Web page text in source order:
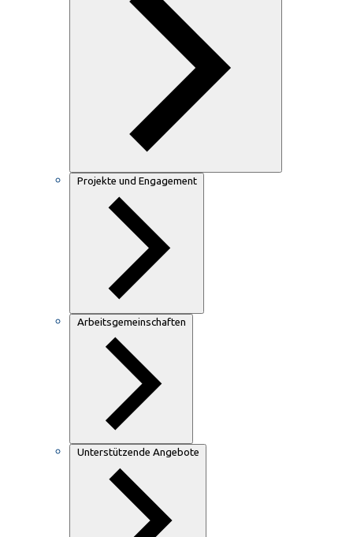
Projekte und Engagement
Arbeitsgemeinschaften
Unterstützende Angebote